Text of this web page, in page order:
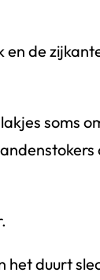
de
soms
het duurt